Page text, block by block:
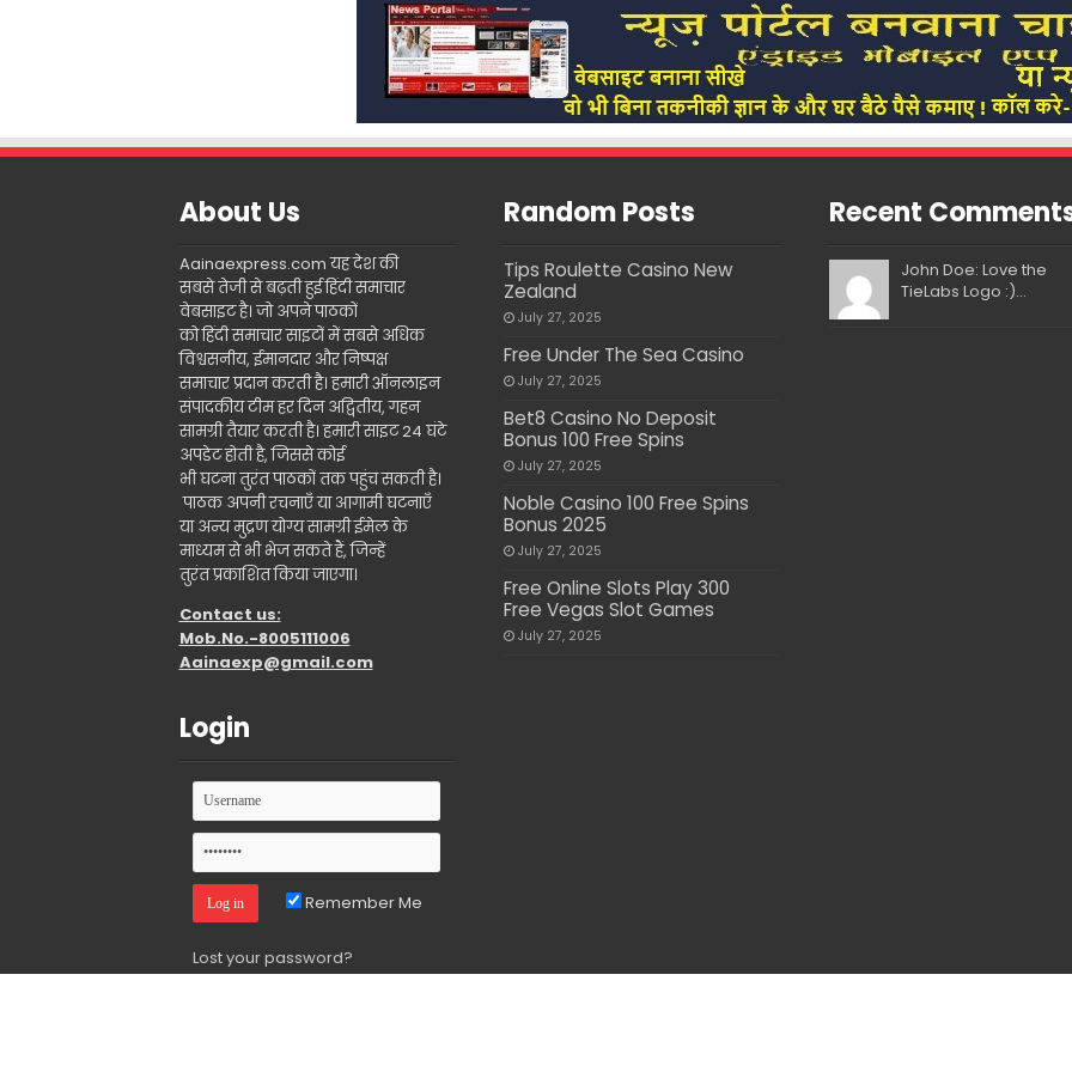
About Us
Aainaexpress.com यह देश की
सबसे तेजी से बढ़ती हुई हिंदी समाचार
वेबसाइट है। जो अपने पाठकों
को हिंदी समाचार साइटों में सबसे अधिक
विश्वसनीय, ईमानदार और निष्पक्ष
समाचार प्रदान करती है। हमारी ऑनलाइन
संपादकीय टीम हर दिन अद्वितीय, गहन
सामग्री तैयार करती है। हमारी साइट 24 घंटे
अपडेट होती है, जिससे कोई
भी घटना तुरंत पाठकों तक पहुंच सकती है।
पाठक अपनी रचनाएँ या आगामी घटनाएँ
या अन्य मुद्रण योग्य सामग्री ईमेल के
माध्यम से भी भेज सकते हैं, जिन्हें
तुरंत प्रकाशित किया जाएगा।
Contact us:
Mob.No.-8005111006
Aainaexp@gmail.com
Login
Remember Me
Lost your password?
Random Posts
Tips Roulette Casino New
Zealand
July 27, 2025
Free Under The Sea Casino
July 27, 2025
Bet8 Casino No Deposit
Bonus 100 Free Spins
July 27, 2025
Noble Casino 100 Free Spins
Bonus 2025
July 27, 2025
Free Online Slots Play 300
Free Vegas Slot Games
July 27, 2025
Recent
John Doe: Love the
TieLabs Logo :)...